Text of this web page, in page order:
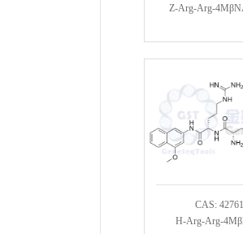
Z-Arg-Arg-
CAS:
H-Arg-Arg-